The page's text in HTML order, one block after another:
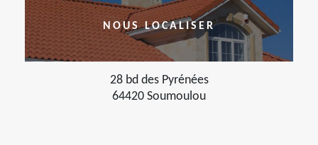
NOUS LOCALISER
28 bd des Pyrénées
64420 Soumoulou